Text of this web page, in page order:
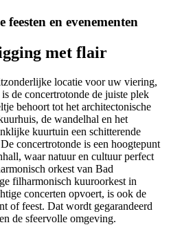
en evenementen
met flair
locatie voor uw viering,
de concertrotonde de juiste plek
behoort tot het architectonische
de wandelhal en het
kuurtuin een schitterende
concertrotonde is een hoogtepunt
waar natuur en cultuur perfect
orkest van Bad
filharmonisch kuuroorkest in
concerten opvoert, is ook de
of feest. Dat wordt gegarandeerd
de sfeervolle omgeving.